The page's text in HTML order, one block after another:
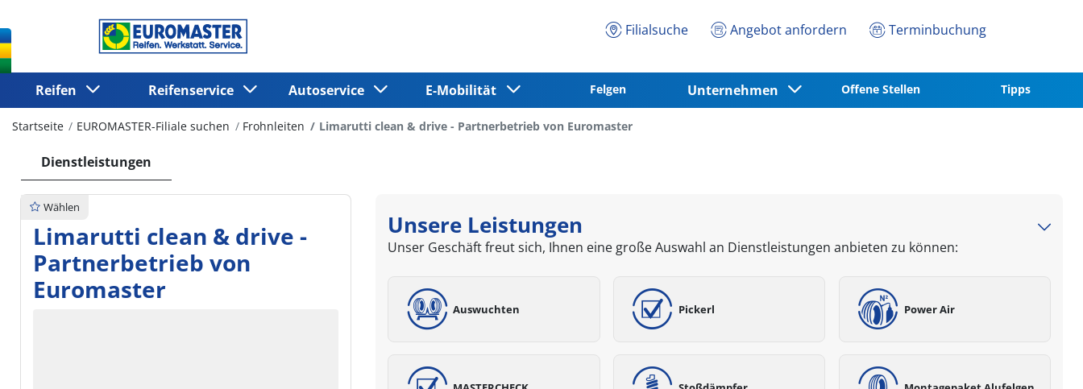
Filialsuche Angebot anfordern Terminbuchung
Reifen Reifenservice Autoservice E-Mobilität Felgen Unternehmen Offene Stellen Tipps
Startseite EUROMASTER-Filiale suchen Frohnleiten Limarutti clean & drive - Partnerbetrieb von Euromaster
Dienstleistungen
Wählen
Limarutti clean & drive -
Partnerbetrieb von
Euromaster
Unsere Leistungen
Unser Geschäft freut sich, Ihnen eine große Auswahl an Dienstleistungen anbieten zu können:
Auswuchten Pickerl Power Air